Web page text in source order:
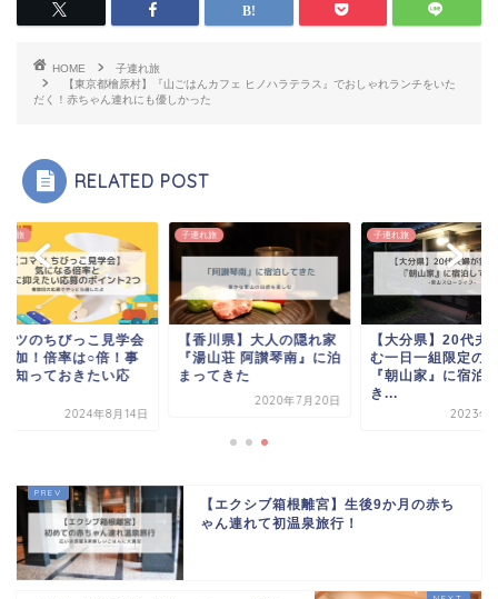
HOME
子連れ旅
【東京都檜原村】『山ごはんカフェ ヒノハラテラス』でおしゃれランチをいた
だく！赤ちゃん連れにも優しかった
RELATED POST
ツのちびっこ見学会
加！倍率は○倍！事
知っておきたい応
2024年8月14日
子連れ旅
【香川県】大人の隠れ家
『湯山荘 阿讃琴南』に泊
まってきた
2020年7月20日
子連れ旅
【大分県】20代夫婦
む一日一組限定の民
『朝山家』に宿泊し
き...
2023年1
【エクシブ箱根離宮】生後9か月の赤ち
ゃん連れて初温泉旅行！